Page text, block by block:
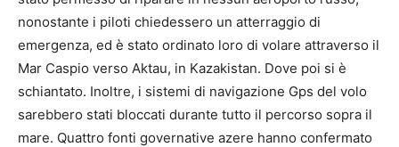
nonostante i piloti chiedessero un atterraggio di
emergenza, ed è stato ordinato loro di volare attraverso il
Mar Caspio verso Aktau, in Kazakistan. Dove poi si è
schiantato. Inoltre, i sistemi di navigazione Gps del volo
sarebbero stati bloccati durante tutto il percorso sopra il
mare. Quattro fonti governative azere hanno confermato